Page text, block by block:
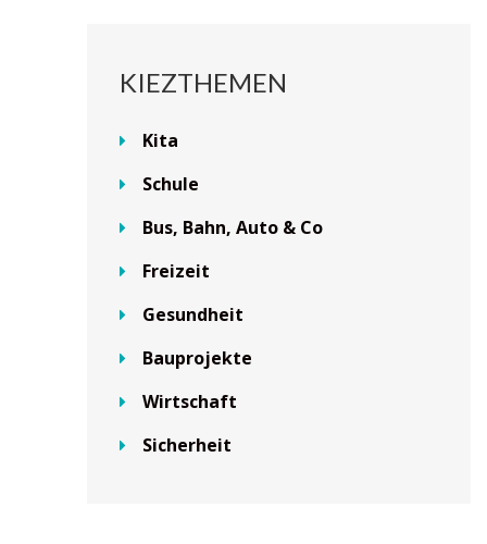
KIEZTHEMEN
Kita
Schule
Bus, Bahn, Auto & Co
Freizeit
Gesundheit
Bauprojekte
Wirtschaft
Sicherheit